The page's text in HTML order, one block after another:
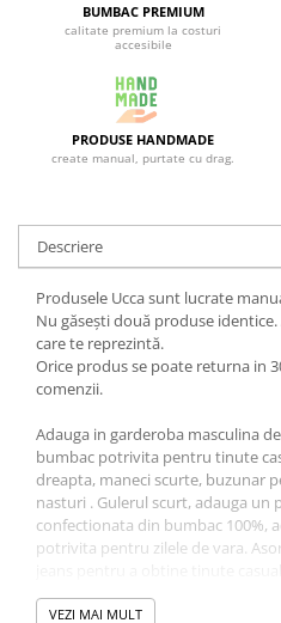
BUMBAC PREMIUM
calitate premium la costuri
accesibile
PRODUSE HANDMADE
create manual, purtate cu drag.
Descriere
Produsele Ucca sunt lucrate
Nu găsești două produse
care te reprezintă.
Orice produs se poate returna in
comenzii.
Adauga in garderoba masculina
bumbac potrivita pentru tinute
dreapta, maneci scurte, buzunar
nasturi . Gulerul scurt, adauga un
confectionata din bumbac 100%,
potrivita pentru zilele de vara.
Nepal!
VEZI MAI MULT